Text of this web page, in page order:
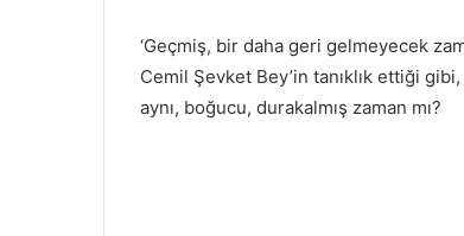
‘Geçmiş, bir daha geri gelmeyecek
Cemil Şevket Bey’in tanıklık ettiği
aynı, boğucu, durakalmış zaman mı?